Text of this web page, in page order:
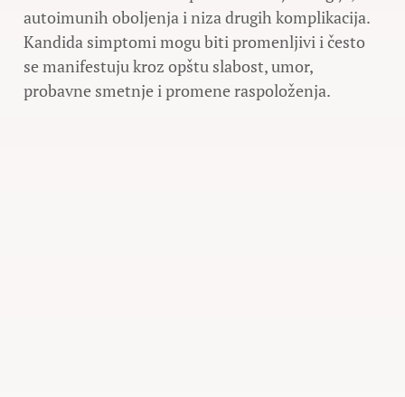
autoimunih oboljenja i niza drugih komplikacija.
Kandida simptomi mogu biti promenljivi i često
se manifestuju kroz opštu slabost, umor,
probavne smetnje i promene raspoloženja.